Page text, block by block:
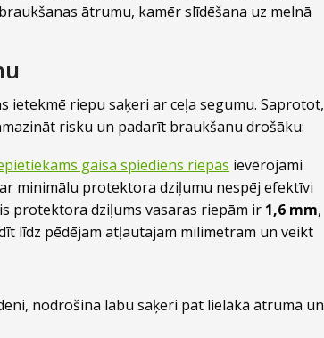
ātrumu, kamēr slīdēšana uz melnā
ietekmē riepu saķeri ar ceļa segumu. Saprotot,
risku un padarīt braukšanu drošāku:
gaisa spiediens riepās ievērojami
minimālu protektora dziļumu nespēj efektīvi
protektora dziļums vasaras riepām ir 1,6 mm,
līdz pēdējam atļautajam milimetram un veikt
nodrošina labu saķeri pat lielākā ātrumā un